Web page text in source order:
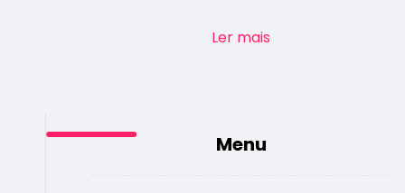
Ler mais
Menu